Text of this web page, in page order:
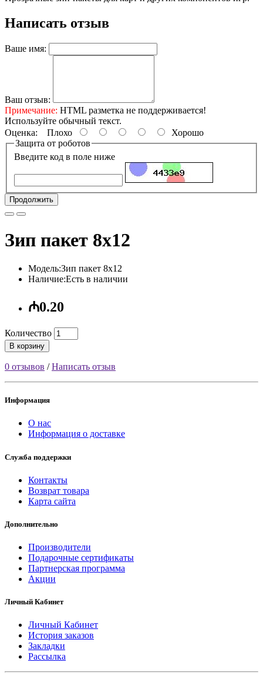
Написать отзыв
Ваше имя:
Ваш отзыв:
Примечание: HTML разметка не поддерживается!
Используйте обычный текст.
Оценка: Плохо
Хорошо
Защита от роботов
Введите код в поле ниже
Продолжить
Зип пакет 8х12
Модель:Зип пакет 8х12
Наличие:Есть в наличии
₼0.20
Количество
В корзину
0 отзывов /Написать отзыв
Информация
О нас
Информация о доставке
Служба поддержки
Контакты
Возврат товара
Карта сайта
Дополнительно
Производители
Подарочные сертификаты
Партнерская программа
Акции
Личный Кабинет
Личный Кабинет
История заказов
Закладки
Рассылка